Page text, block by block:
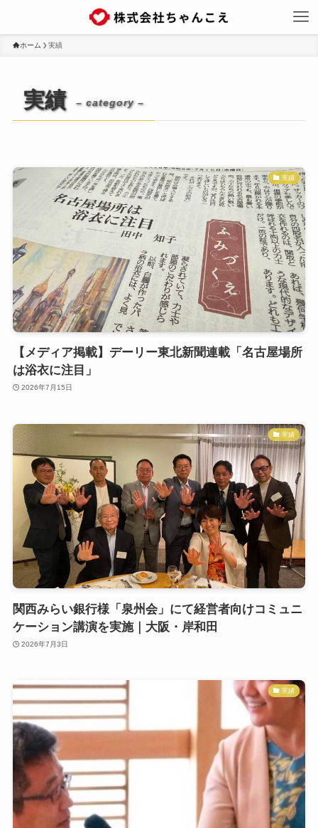
ホーム 実績
実績 – category –
実績
【メディア掲載】デーリー東北新聞連載「名古屋場所
は浴衣に注目」
2026年7月15日
実績
関西みらい銀行様「泉州会」にて経営者向けコミュニ
ケーション講演を実施｜大阪・岸和田
2026年7月3日
実績